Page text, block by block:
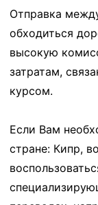
Отправка
обходиться
высокую
затратам,
курсом.
Если Вам
стране: Кипр,